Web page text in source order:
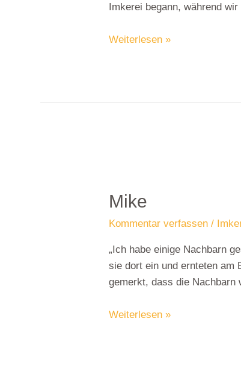
Imkerei begann, während
Weiterlesen »
Mike
Kommentar verfassen /
„Ich habe einige Nachbarn
sie dort ein und ernteten am
gemerkt, dass die
Weiterlesen »